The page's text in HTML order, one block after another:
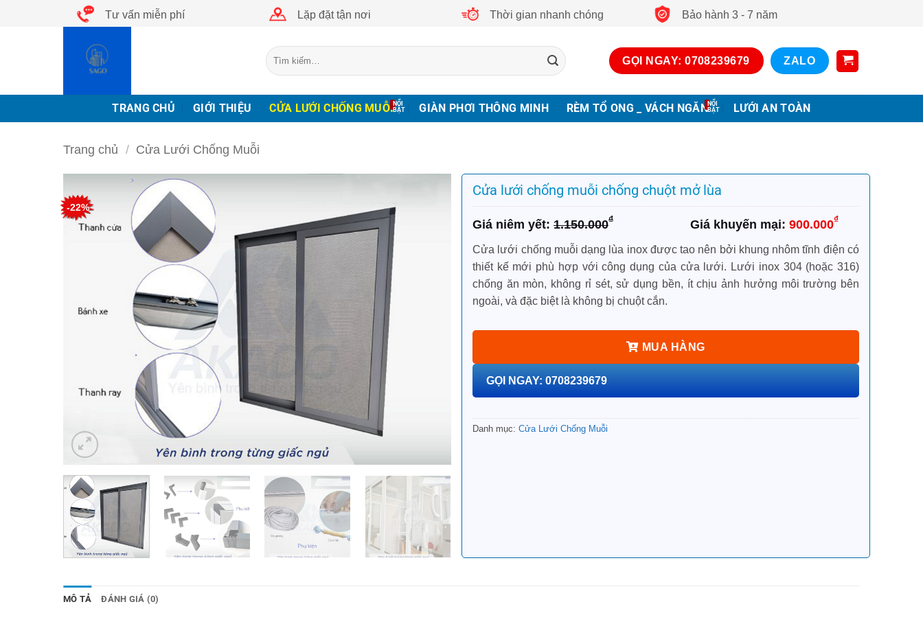
Tư vấn miễn phí Lặp đặt tận nơi Thời gian nhanh chóng Bảo hành 3 - 7 năm
Tìm
kiếm:
GỌI NGAY: 0708239679 ZALO
TRANG CHỦ GIỚI THIỆU CỬA LƯỚI CHỐNG MUỖI GIÀN PHƠI THÔNG MINH RÈM TỔ ONG _ VÁCH NGĂN LƯỚI AN TOÀN
Trang chủ / Cửa Lưới Chống Muỗi
-22%
Cửa lưới chống muỗi chống chuột mở lùa
1.150.000₫
Giá
gốc
là:
1.150.000₫.
900.000₫
Giá
hiện
tại
là:
900.000₫.
Cửa lưới chống muỗi dạng lùa inox được tao nên bởi khung nhôm tĩnh điện có
thiết kế mới phù hợp với công dụng của cửa lưới. Lưới inox 304 (hoặc 316)
chống ăn mòn, không rỉ sét, sử dụng bền, ít chịu ảnh hưởng môi trường bên
ngoài, và đặc biệt là không bị chuột cắn.
MUA HÀNG
GỌI NGAY: 0708239679
Danh mục: Cửa Lưới Chống Muỗi
MÔ TẢ ĐÁNH GIÁ (0)